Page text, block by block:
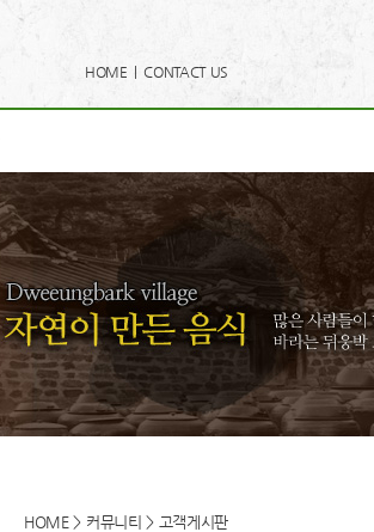
HOME |CONTACT US
HOME > 커뮤니티 > 고객게시판